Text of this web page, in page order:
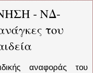
- ΝΔ-
του
αναφοράς του